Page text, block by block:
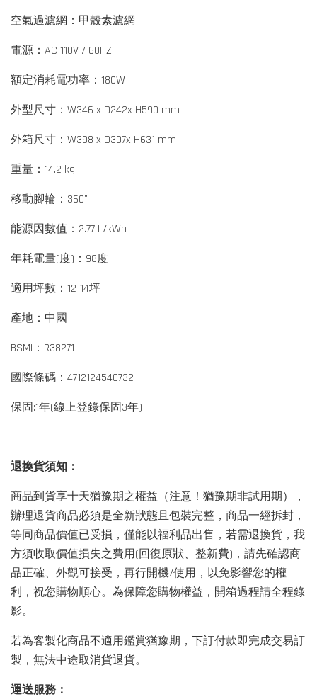
空氣過濾網：甲殼素濾網
電源：AC 110V / 60HZ
額定消耗電功率：180W
外型尺寸：W346 x D242x H590 mm
外箱尺寸：W398 x D307x H631 mm
重量：14.2 kg
移動腳輪：360°
能源因數值：2.77 L/kWh
年耗電量(度)：98度
適用坪數：12-14坪
產地：中國
BSMI：R38271
國際條碼：4712124540732
保固:1年(線上登錄保固3年)
退換貨須知：
商品到貨享十天猶豫期之權益（注意！猶豫期非試用期），
辦理退貨商品必須是全新狀態且包裝完整，商品一經拆封，
等同商品價值已受損，僅能以福利品出售，若需退換貨，我
方須收取價值損失之費用(回復原狀、整新費)，請先確認商
品正確、外觀可接受，再行開機/使用，以免影響您的權
利，祝您購物順心。為保障您購物權益，開箱過程請全程錄
影。
若為客製化商品不適用鑑賞猶豫期，下訂付款即完成交易訂
製，無法中途取消貨退貨。
運送服務：